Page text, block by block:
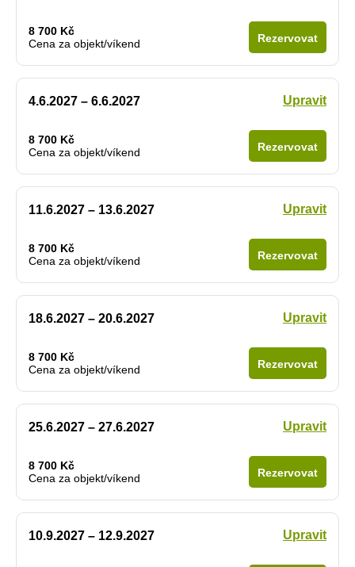
8 700 Kč
Cena za objekt/víkend
Rezervovat
4.6.2027 – 6.6.2027 Upravit
8 700 Kč
Cena za objekt/víkend
Rezervovat
11.6.2027 – 13.6.2027 Upravit
8 700 Kč
Cena za objekt/víkend
Rezervovat
18.6.2027 – 20.6.2027 Upravit
8 700 Kč
Cena za objekt/víkend
Rezervovat
25.6.2027 – 27.6.2027 Upravit
8 700 Kč
Cena za objekt/víkend
Rezervovat
10.9.2027 – 12.9.2027 Upravit